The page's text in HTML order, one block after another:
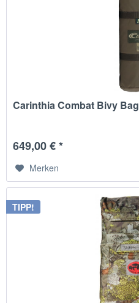
Carinthia Combat Bivy Bag
649,00 € *
Merken
TIPP!